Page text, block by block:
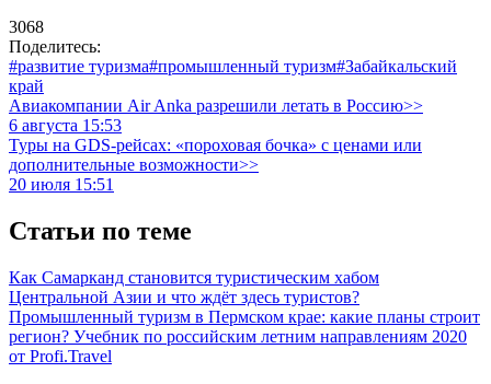
3068
Поделитесь:
#развитие туризма#промышленный туризм#Забайкальский
край
Авиакомпании Air Anka разрешили летать в Россию>>
6 августа 15:53
Туры на GDS-рейсах: «пороховая бочка» с ценами или
дополнительные возможности>>
20 июля 15:51
Статьи по теме
Как Самарканд становится туристическим хабом
Центральной Азии и что ждёт здесь туристов?
Промышленный туризм в Пермском крае: какие планы строит
регион? Учебник по российским летним направлениям 2020
от Profi.Travel